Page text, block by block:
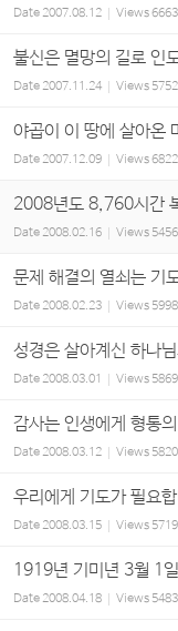
Date2007.08.12 Views6663
불신은 멸망의 길로 인
Date2007.11.24 Views 5752
야곱이 이 땅에 살아온
Date2007.12.09 Views6822
2008년도 8,760시간
Date 2008.02.16 Views 5456
문제 해결의 열쇠는 기
Date2008.02.23 Views 5998
성경은 살아계신 하나
Date2008.03.01 Views 5869
감사는 인생에게 형통
Date2008.03.12 Views 5820
우리에게 기도가 필요
Date2008.03.15 Views 5719
1919년 기미년 3월 1
Date2008.04.18 Views 5483